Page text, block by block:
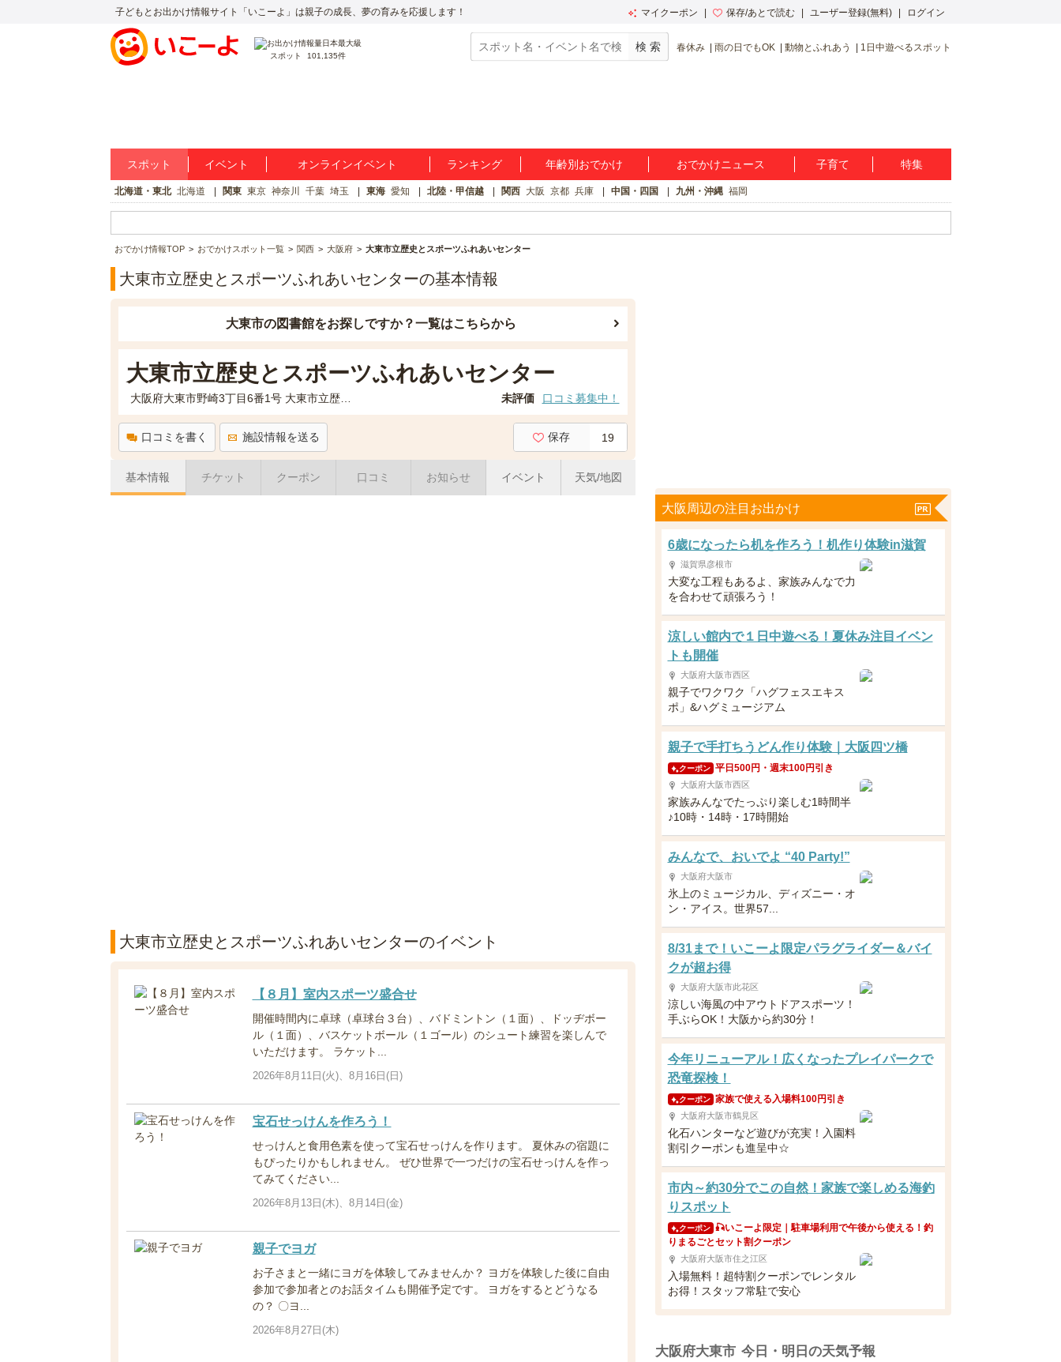
子どもとお出かけ情報サイト「いこーよ」は親子の成長、夢の育みを応援します！ マイクーポン 保存/あとで読む ユーザー登録(無料) ログイン
スポット 101,135件
春休み 雨の日でもOK 動物とふれあう 1日中遊べるスポット
スポット イベント オンラインイベント ランキング 年齢別おでかけ おでかけニュース 子育て 特集
北海道・東北 北海道 関東 東京 神奈川 千葉 埼玉 東海 愛知 北陸・甲信越 関西 大阪 京都 兵庫 中国・四国 九州・沖縄 福岡
おでかけ情報TOP おでかけスポット一覧 関西 大阪府 大東市立歴史とスポーツふれあいセンター
大東市立歴史とスポーツふれあいセンターの基本情報
大東市の図書館をお探しですか？一覧はこちらから
大東市立歴史とスポーツふれあいセンター
大阪府大東市野崎3丁目6番1号 大東市立歴史とスポーツふれあいセンター 未評価 口コミ募集中！
口コミを書く 施設情報を送る 保存 19
基本情報 チケット クーポン 口コミ お知らせ イベント 天気/地図
大東市立歴史とスポーツふれあいセンターのイベント
【８月】室内スポーツ盛合せ
開催時間内に卓球（卓球台３台）、バドミントン（１面）、ドッヂボー
ル（１面）、バスケットボール（１ゴール）のシュート練習を楽しんで
いただけます。 ラケット...
2026年8月11日(火)、8月16日(日)
宝石せっけんを作ろう！
せっけんと食用色素を使って宝石せっけんを作ります。 夏休みの宿題に
もぴったりかもしれません。 ぜひ世界で一つだけの宝石せっけんを作っ
てみてください...
2026年8月13日(木)、8月14日(金)
親子でヨガ
お子さまと一緒にヨガを体験してみませんか？ ヨガを体験した後に自由
参加で参加者とのお話タイムも開催予定です。 ヨガをするとどうなる
の？ 〇ヨ...
2026年8月27日(木)
大阪周辺の注目お出かけ
6歳になったら机を作ろう！机作り体験in滋賀
滋賀県彦根市
大変な工程もあるよ、家族みんなで力
を合わせて頑張ろう！
涼しい館内で１日中遊べる！夏休み注目イベン
トも開催
大阪府大阪市西区
親子でワクワク「ハグフェスエキス
ポ」&ハグミュージアム
親子で手打ちうどん作り体験｜大阪四ツ橋
クーポン 平日500円・週末100円引き
大阪府大阪市西区
家族みんなでたっぷり楽しむ1時間半
♪10時・14時・17時開始
みんなで、おいでよ “40 Party!”
大阪府大阪市
氷上のミュージカル、ディズニー・オ
ン・アイス。世界57...
8/31まで！いこーよ限定パラグライダー＆バイ
クが超お得
大阪府大阪市此花区
涼しい海風の中アウトドアスポーツ！
手ぶらOK！大阪から約30分！
今年リニューアル！広くなったプレイパークで
恐竜探検！
クーポン 家族で使える入場料100円引き
大阪府大阪市鶴見区
化石ハンターなど遊びが充実！入園料
割引クーポンも進呈中☆
市内～約30分でこの自然！家族で楽しめる海釣
りスポット
クーポン 🎣いこーよ限定｜駐車場利用で午後から使える！釣
りまるごとセット割クーポン
大阪府大阪市住之江区
入場無料！超特割クーポンでレンタル
お得！スタッフ常駐で安心
大阪府大東市 今日・明日の天気予報